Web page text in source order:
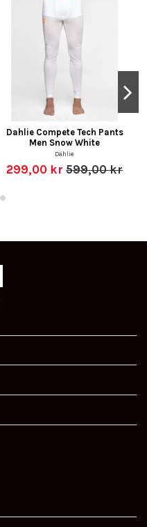
Dahlie Compete Tech Pants
Men Snow White
Dählie
299,00 kr599,00 kr